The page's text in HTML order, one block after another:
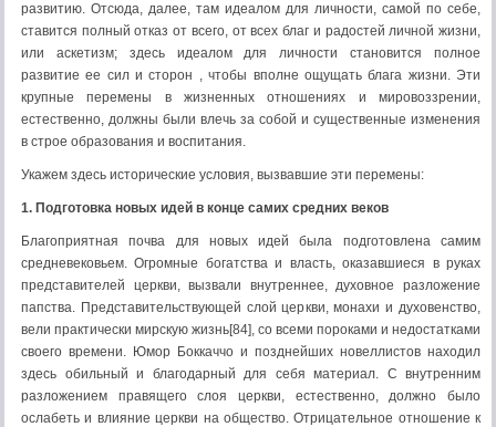
развитию. Отсюда, далее, там идеалом для личности, самой по себе,
ставится полный отказ от всего, от всех благ и радостей личной жизни,
или аскетизм; здесь идеалом для личности становится полное
развитие ее сил и сторон , чтобы вполне ощущать блага жизни. Эти
крупные перемены в жизненных отношениях и мировоззрении,
естественно, должны были влечь за собой и существенные изменения
в строе образования и воспитания.
Укажем здесь исторические условия, вызвавшие эти перемены:
1. Подготовка новых идей в конце самих средних веков
Благоприятная почва для новых идей была подготовлена самим
средневековьем. Огромные богатства и власть, оказавшиеся в руках
представителей церкви, вызвали внутреннее, духовное разложение
папства. Представительствующей слой церкви, монахи и духовенство,
вели практически мирскую жизнь[84], со всеми пороками и недостатками
своего времени. Юмор Боккаччо и позднейших новеллистов находил
здесь обильный и благодарный для себя материал. С внутренним
разложением правящего слоя церкви, естественно, должно было
ослабеть и влияние церкви на общество. Отрицательное отношение к